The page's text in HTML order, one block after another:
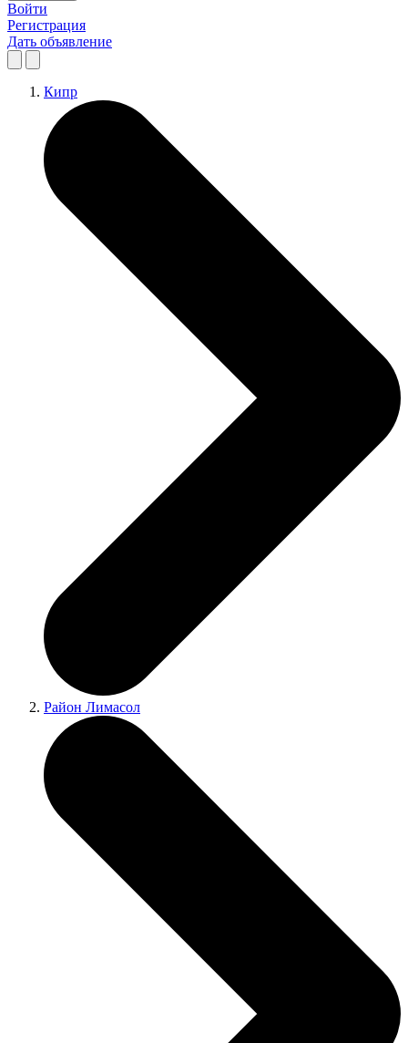
Войти
Регистрация
Дать объявление
Кипр
Район Лимасол